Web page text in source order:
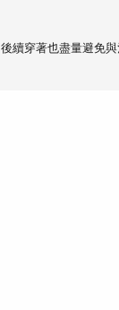
後續穿著也盡量避免